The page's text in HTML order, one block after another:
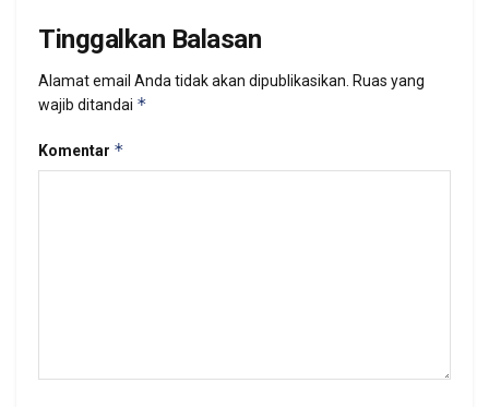
Tinggalkan Balasan
Alamat email Anda tidak akan dipublikasikan. Ruas yang
wajib ditandai *
Komentar *